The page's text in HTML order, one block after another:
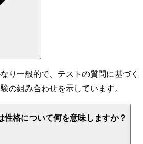
り一般的で、テストの質問に基づく
の組み合わせを示しています。
性格について何を意味しますか？